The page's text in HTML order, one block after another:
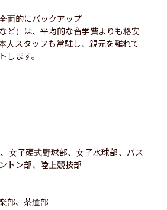
面的にバックアップ
ど）は、平均的な留学費よりも格安
人スタッフも常駐し、親元を離れて
します。
女子硬式野球部、女子水球部、バス
トン部、陸上競技部
部、茶道部